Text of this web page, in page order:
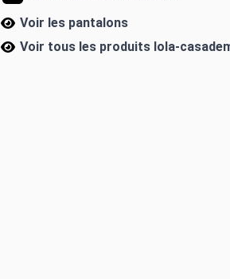
Voir les pantalons
Voir tous les produits lola-